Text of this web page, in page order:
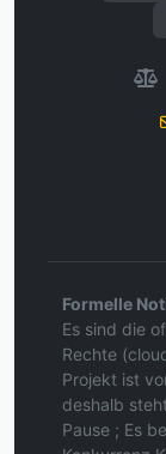
Formelle
Es sind die
Rechte
Projekt ist
deshalb
Pause ; Es